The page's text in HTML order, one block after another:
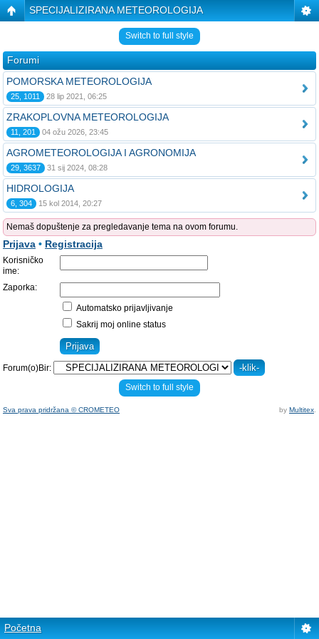
SPECIJALIZIRANA METEOROLOGIJA
Switch to full style
Forumi
POMORSKA METEOROLOGIJA
25, 1011 28 lip 2021, 06:25
ZRAKOPLOVNA METEOROLOGIJA
11, 201 04 ožu 2026, 23:45
AGROMETEOROLOGIJA I AGRONOMIJA
29, 3637 31 sij 2024, 08:28
HIDROLOGIJA
6, 304 15 kol 2014, 20:27
Nemaš dopuštenje za pregledavanje tema na ovom forumu.
Prijava • Registracija
Korisničko
ime:
Zaporka:
Automatsko prijavljivanje
Sakrij moj online status
Forum(o)Bir:
Switch to full style
Sva prava pridržana © CROMETEO by Multitex
Početna